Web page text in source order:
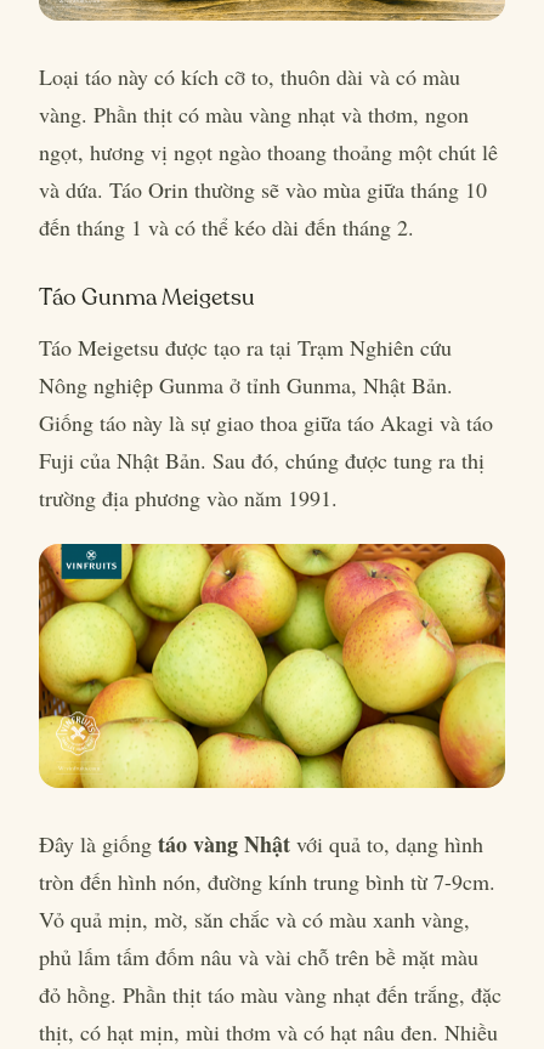
Loại táo này có kích cỡ to, thuôn dài và có màu
vàng. Phần thịt có màu vàng nhạt và thơm, ngon
ngọt, hương vị ngọt ngào thoang thoảng một chút lê
và dứa. Táo Orin thường sẽ vào mùa giữa tháng 10
đến tháng 1 và có thể kéo dài đến tháng 2.
Táo Gunma Meigetsu
Táo Meigetsu được tạo ra tại Trạm Nghiên cứu
Nông nghiệp Gunma ở tỉnh Gunma, Nhật Bản.
Giống táo này là sự giao thoa giữa táo Akagi và táo
Fuji của Nhật Bản. Sau đó, chúng được tung ra thị
trường địa phương vào năm 1991.
Đây là giống táo vàng Nhật với quả to, dạng hình
tròn đến hình nón, đường kính trung bình từ 7-9cm.
Vỏ quả mịn, mờ, săn chắc và có màu xanh vàng,
phủ lấm tấm đốm nâu và vài chỗ trên bề mặt màu
đỏ hồng. Phần thịt táo màu vàng nhạt đến trắng, đặc
thịt, có hạt mịn, mùi thơm và có hạt nâu đen. Nhiều